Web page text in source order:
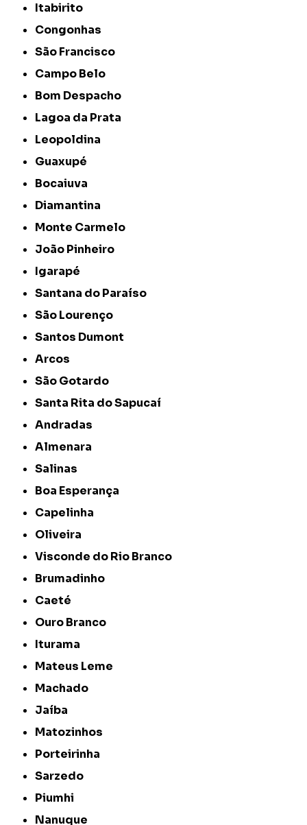
Itabirito
Congonhas
São Francisco
Campo Belo
Bom Despacho
Lagoa da Prata
Leopoldina
Guaxupé
Bocaiuva
Diamantina
Monte Carmelo
João Pinheiro
Igarapé
Santana do Paraíso
São Lourenço
Santos Dumont
Arcos
São Gotardo
Santa Rita do Sapucaí
Andradas
Almenara
Salinas
Boa Esperança
Capelinha
Oliveira
Visconde do Rio Branco
Brumadinho
Caeté
Ouro Branco
Iturama
Mateus Leme
Machado
Jaíba
Matozinhos
Porteirinha
Sarzedo
Piumhi
Nanuque